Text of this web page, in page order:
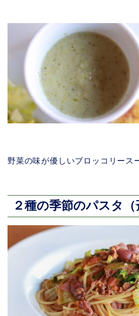
野菜の味が優しいブロッコリース
２種の季節のパスタ（